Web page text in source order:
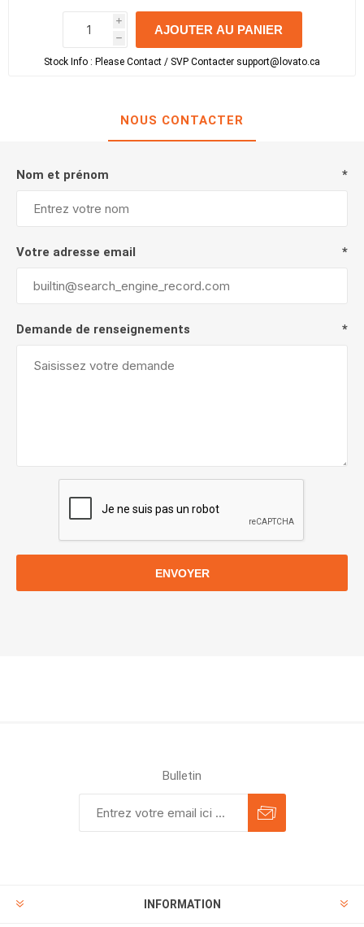
i
h
h
AJOUTER AU PANIER
Stock Info : Please Contact / SVP Contacter support@lovato.ca
NOUS CONTACTER
Nom et prénom *
Votre adresse email *
Demande de renseignements *
ENVOYER
Bulletin
INFORMATION